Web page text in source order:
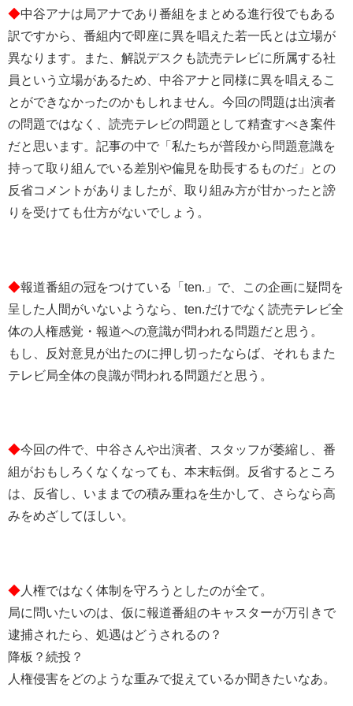
◆中谷アナは局アナであり番組をまとめる進行役でもある
訳ですから、番組内で即座に異を唱えた若一氏とは立場が
異なります。また、解説デスクも読売テレビに所属する社
員という立場があるため、中谷アナと同様に異を唱えるこ
とができなかったのかもしれません。今回の問題は出演者
の問題ではなく、読売テレビの問題として精査すべき案件
だと思います。記事の中で「私たちが普段から問題意識を
持って取り組んでいる差別や偏見を助長するものだ」との
反省コメントがありましたが、取り組み方が甘かったと謗
りを受けても仕方がないでしょう。
◆報道番組の冠をつけている「ten.」で、この企画に疑問を
呈した人間がいないようなら、ten.だけでなく読売テレビ全
体の人権感覚・報道への意識が問われる問題だと思う。
もし、反対意見が出たのに押し切ったならば、それもまた
テレビ局全体の良識が問われる問題だと思う。
◆今回の件で、中谷さんや出演者、スタッフが萎縮し、番
組がおもしろくなくなっても、本末転倒。反省するところ
は、反省し、いままでの積み重ねを生かして、さらなら高
みをめざしてほしい。
◆ 人権ではなく体制を守ろうとしたのが全て。
局に問いたいのは、仮に報道番組のキャスターが万引きで
逮捕されたら、処遇はどうされるの？
降板？続投？
人権侵害をどのような重みで捉えているか聞きたいなあ。